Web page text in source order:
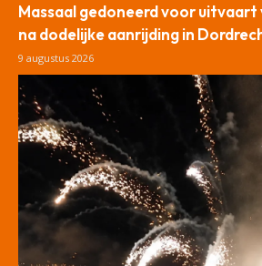
Massaal gedoneerd voor uitvaart
na dodelijke aanrijding in
9 augustus 2026